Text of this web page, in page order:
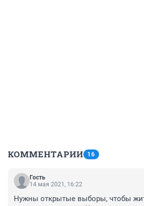
КОММЕНТАРИИ 16
Гость
14 мая 2021, 16:22
Нужны открытые выборы, чтобы